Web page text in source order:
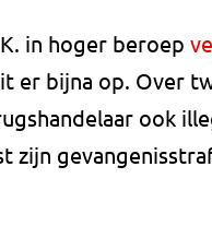
in hoger beroep
er bijna op. Over
ook
zijn